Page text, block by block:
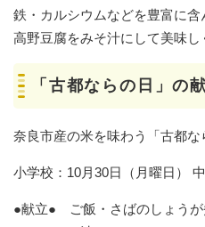
鉄・カルシウムなどを豊富に
高野豆腐をみそ汁にして美味し
「古都ならの日」の
奈良市産の米を味わう「古都な
小学校：10月30日（月曜日）
●献立● ご飯・さばのしょうが